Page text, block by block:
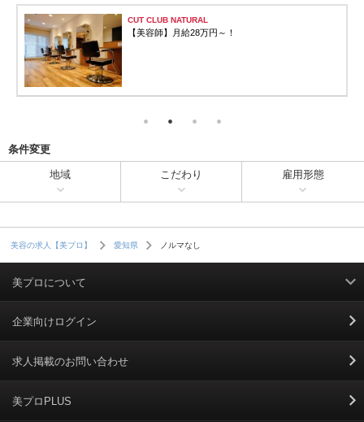
CUT CLUB NATURAL
【美容師】月給28万円～！
条件変更
地域 こだわり 雇用形態
美容の求人【美プロ】 愛知県 ノルマなし
美プロについて
利用規約
掲載規約
個人情報保護ポリシー
企業向けログイン
求人掲載のお問い合わせ
美プロPLUS